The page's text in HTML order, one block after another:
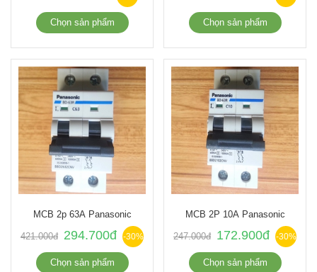
Chọn sản phẩm Chọn sản phẩm
MCB 2p 63A Panasonic
421.000đ 294.700đ -30%
Chọn sản phẩm
MCB 2P 10A Panasonic
247.000đ 172.900đ -30%
Chọn sản phẩm